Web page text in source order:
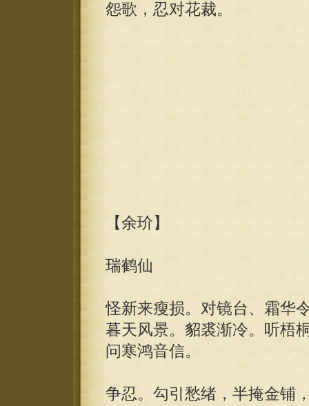
怨歌，忍对花裁。
【余玠】
瑞鹤仙
怪新来瘦损。对镜台、霜华
暮天风景。貂裘渐冷。听梧
问寒鸿音信。
争忍。勾引愁绪，半掩金铺